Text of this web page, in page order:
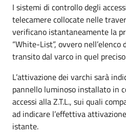
I sistemi di controllo degli
telecamere collocate nelle
verificano istantaneamente la
“White-List”, ovvero
transito dal varco in quel
L’attivazione dei varchi sarà
pannello luminoso installato in
accessi alla Z.T.L., sui quali
ad indicare l’effettiva
istante.